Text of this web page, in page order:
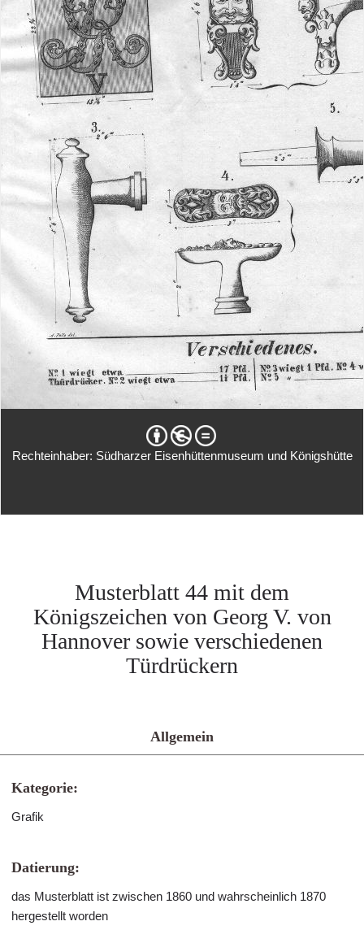
Rechteinhaber: Südharzer Eisenhüttenmuseum und Königshütte
Musterblatt 44 mit dem
Königszeichen von Georg V. von
Hannover sowie verschiedenen
Türdrückern
Allgemein
Kategorie:
Grafik
Datierung:
das Musterblatt ist zwischen 1860 und wahrscheinlich 1870
hergestellt worden